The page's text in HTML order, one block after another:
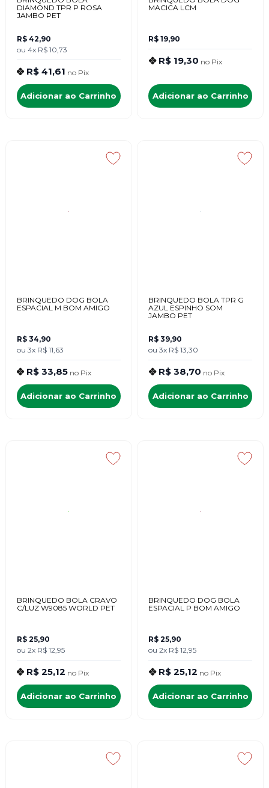
DIAMOND TPR P ROSA
JAMBO PET
R$ 42,90
ou 4x R$ 10,73
R$ 41,61 no Pix
Adicionar ao Carrinho
MACICA LCM
R$ 19,90
R$ 19,30 no Pix
Adicionar ao Carrinho
BRINQUEDO DOG BOLA
ESPACIAL M BOM AMIGO
R$ 34,90
ou 3x R$ 11,63
R$ 33,85 no Pix
Adicionar ao Carrinho
BRINQUEDO BOLA TPR G
AZUL ESPINHO SOM
JAMBO PET
R$ 39,90
ou 3x R$ 13,30
R$ 38,70 no Pix
Adicionar ao Carrinho
BRINQUEDO BOLA CRAVO
C/LUZ W9085 WORLD PET
R$ 25,90
ou 2x R$ 12,95
R$ 25,12 no Pix
Adicionar ao Carrinho
BRINQUEDO DOG BOLA
ESPACIAL P BOM AMIGO
R$ 25,90
ou 2x R$ 12,95
R$ 25,12 no Pix
Adicionar ao Carrinho